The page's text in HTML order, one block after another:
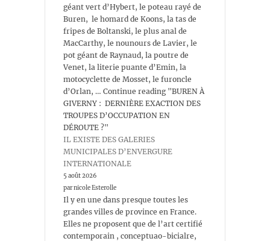
géant vert d’Hybert, le poteau rayé de
Buren, le homard de Koons, la tas de
fripes de Boltanski, le plus anal de
MacCarthy, le nounours de Lavier, le
pot géant de Raynaud, la poutre de
Venet, la literie puante d’Emin, la
motocyclette de Mosset, le furoncle
d’Orlan, … Continue reading "BUREN À
GIVERNY : DERNIÈRE EXACTION DES
TROUPES D’OCCUPATION EN
DÉROUTE ?"
IL EXISTE DES GALERIES
MUNICIPALES D’ENVERGURE
INTERNATIONALE
5 août 2026
par nicole Esterolle
Il y en une dans presque toutes les
grandes villes de province en France.
Elles ne proposent que de l’art certifié
contemporain , conceptuao-bicialre,